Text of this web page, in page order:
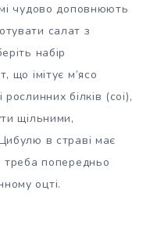
чудово доповнюють
салат з
набір
що імітує м’ясо
білків (соі),
щільними,
в страві має
треба попередньо
оцті.